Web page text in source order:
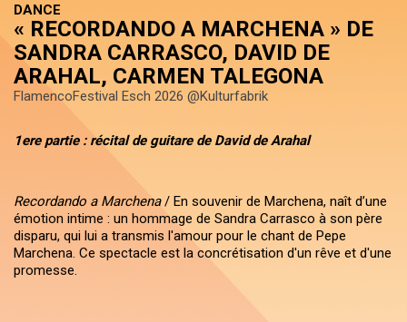
DANCE
« RECORDANDO A MARCHENA » DE
SANDRA CARRASCO, DAVID DE
ARAHAL, CARMEN TALEGONA
FlamencoFestival Esch 2026 @Kulturfabrik
1ere partie : récital de guitare de David de Arahal
Recordando a Marchena/ En souvenir de Marchena, naît d’une
émotion intime : un hommage de Sandra Carrasco à son père
disparu, qui lui a transmis l'amour pour le chant de Pepe
Marchena. Ce spectacle est la concrétisation d'un rêve et d'une
promesse.